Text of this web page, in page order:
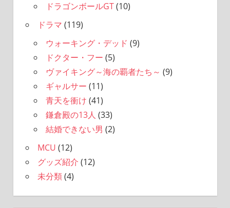
ドラゴンボールGT(10)
ドラマ (119)
ウォーキング・デッド (9)
ドクター・フー (5)
ヴァイキング～海の覇者たち～ (9)
ギャルサー (11)
青天を衝け (41)
鎌倉殿の13人 (33)
結婚できない男 (2)
MCU (12)
グッズ紹介 (12)
未分類(4)